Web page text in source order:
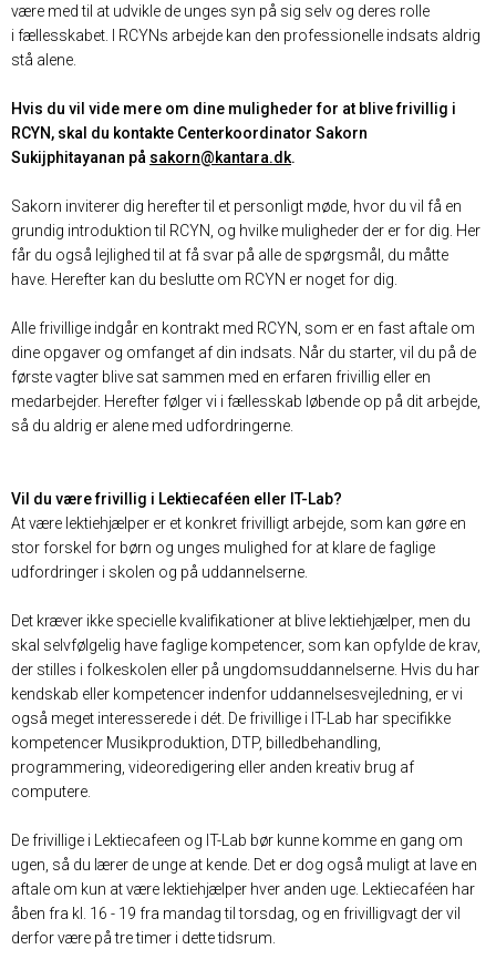
være med til at udvikle de unges syn på sig selv og deres rolle
i fællesskabet. I RCYNs arbejde kan den professionelle indsats aldrig
stå alene.
Hvis du vil vide mere om dine muligheder for at blive frivillig i
RCYN, skal du kontakte Centerkoordinator Sakorn
Sukijphitayanan på sakorn@kantara.dk.
Sakorn inviterer dig herefter til et personligt møde, hvor du vil få en
grundig introduktion til RCYN, og hvilke muligheder der er for dig. Her
får du også lejlighed til at få svar på alle de spørgsmål, du måtte
have. Herefter kan du beslutte om RCYN er noget for dig.
Alle frivillige indgår en kontrakt med RCYN, som er en fast aftale om
dine opgaver og omfanget af din indsats. Når du starter, vil du på de
første vagter blive sat sammen med en erfaren frivillig eller en
medarbejder. Herefter følger vi i fællesskab løbende op på dit arbejde,
så du aldrig er alene med udfordringerne.
Vil du være frivillig i Lektiecaféen eller IT-Lab?
At være lektiehjælper er et konkret frivilligt arbejde, som kan gøre en
stor forskel for børn og unges mulighed for at klare de faglige
udfordringer i skolen og på uddannelserne.
Det kræver ikke specielle kvalifikationer at blive lektiehjælper, men du
skal selvfølgelig have faglige kompetencer, som kan opfylde de krav,
der stilles i folkeskolen eller på ungdomsuddannelserne. Hvis du har
kendskab eller kompetencer indenfor uddannelsesvejledning, er vi
også meget interesserede i dét. De frivillige i IT-Lab har specifikke
kompetencer Musikproduktion, DTP, billedbehandling,
programmering, videoredigering eller anden kreativ brug af
computere.
De frivillige i Lektiecafeen og IT-Lab bør kunne komme en gang om
ugen, så du lærer de unge at kende. Det er dog også muligt at lave en
aftale om kun at være lektiehjælper hver anden uge. Lektiecaféen har
åben fra kl. 16 - 19 fra mandag til torsdag, og en frivilligvagt der vil
derfor være på tre timer i dette tidsrum.